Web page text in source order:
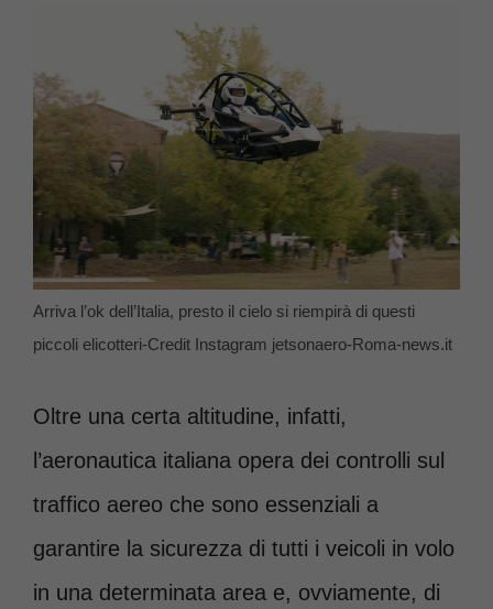
Arriva l’ok dell’Italia, presto il cielo si riempirà di questi
piccoli elicotteri-Credit Instagram jetsonaero-Roma-news.it
Oltre una certa altitudine, infatti,
l’aeronautica italiana opera dei controlli sul
traffico aereo che sono essenziali a
garantire la sicurezza di tutti i veicoli in volo
in una determinata area e, ovviamente, di